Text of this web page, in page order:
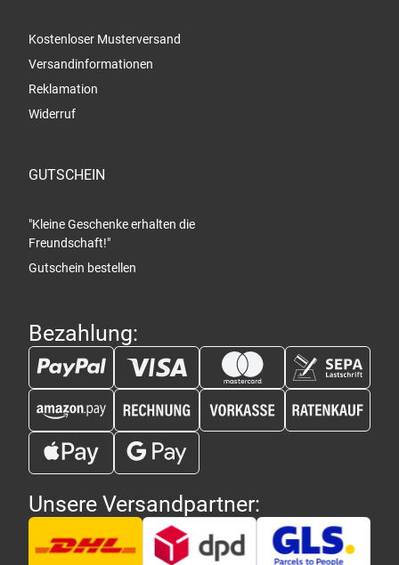
Kostenloser Musterversand
Versandinformationen
Reklamation
Widerruf
GUTSCHEIN
"Kleine Geschenke erhalten die
Freundschaft!"
Gutschein bestellen
Bezahlung:
Unsere Versandpartner: